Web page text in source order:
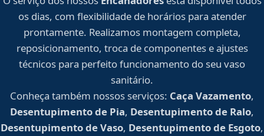
os dias, com flexibilidade de horários para atender
prontamente. Realizamos montagem completa,
reposicionamento, troca de componentes e ajustes
técnicos para perfeito funcionamento do seu vaso
sanitário.
Conheça também nossos serviços: Caça Vazamento,
Desentupimento de Pia, Desentupimento de Ralo,
Desentupimento de Vaso, Desentupimento de Esgoto,